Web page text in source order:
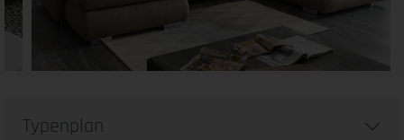
Typenplan